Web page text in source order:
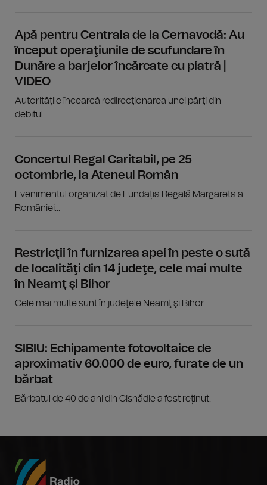
Apă pentru Centrala de la Cernavodă: Au
început operaţiunile de scufundare în
Dunăre a barjelor încărcate cu piatră |
VIDEO
Autoritățile încearcă redirecţionarea unei părţi din
debitul...
Concertul Regal Caritabil, pe 25
octombrie, la Ateneul Român
Evenimentul organizat de Fundația Regală Margareta a
României...
Restricţii în furnizarea apei în peste o sută
de localităţi din 14 judeţe, cele mai multe
în Neamţ şi Bihor
Cele mai multe sunt în judeţele Neamţ şi Bihor.
SIBIU: Echipamente fotovoltaice de
aproximativ 60.000 de euro, furate de un
bărbat
Bărbatul de 40 de ani din Cisnădie a fost reținut.